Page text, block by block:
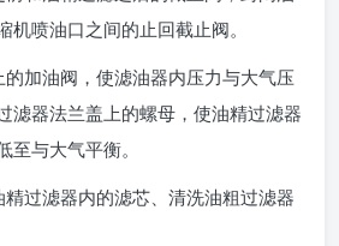
机喷油口之间的止回截止阀。
加油阀，使滤油器内压力与大气压
滤器法兰盖上的螺母，使油精过滤器
至与大气平衡。
过滤器内的滤芯、清洗油粗过滤器